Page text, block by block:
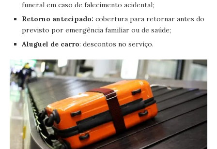
funeral em caso de falecimento acidental;
Retorno antecipado: cobertura para retornar antes do
previsto por emergência familiar ou de saúde;
Aluguel de carro: descontos no serviço.